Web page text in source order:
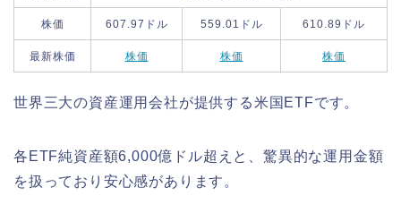
株価 607.97ドル 559.01ドル 610.89ドル
最新株価 株価 株価 株価
世界三大の資産運用会社が提供する米国ETFです。
各ETF純資産額6,000億ドル超えと、驚異的な運用金額
を扱っており安心感があります。